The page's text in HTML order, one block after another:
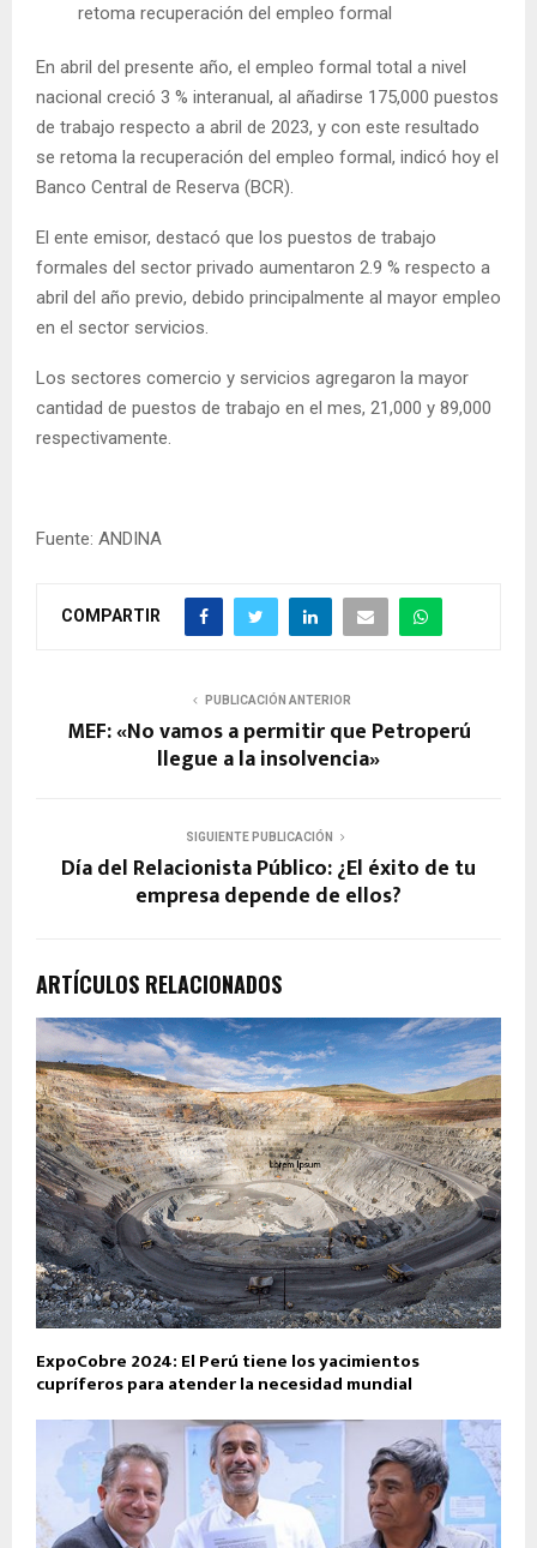
retoma recuperación del empleo formal
En abril del presente año, el empleo formal total a nivel
nacional creció 3 % interanual, al añadirse 175,000 puestos
de trabajo respecto a abril de 2023, y con este resultado
se retoma la recuperación del empleo formal, indicó hoy el
Banco Central de Reserva (BCR).
El ente emisor, destacó que los puestos de trabajo
formales del sector privado aumentaron 2.9 % respecto a
abril del año previo, debido principalmente al mayor empleo
en el sector servicios.
Los sectores comercio y servicios agregaron la mayor
cantidad de puestos de trabajo en el mes, 21,000 y 89,000
respectivamente.
Fuente: ANDINA
COMPARTIR
PUBLICACIÓN ANTERIOR
MEF: «No vamos a permitir que Petroperú
llegue a la insolvencia»
SIGUIENTE PUBLICACIÓN
Día del Relacionista Público: ¿El éxito de tu
empresa depende de ellos?
ARTÍCULOS RELACIONADOS
ExpoCobre 2024: El Perú tiene los yacimientos
cupríferos para atender la necesidad mundial